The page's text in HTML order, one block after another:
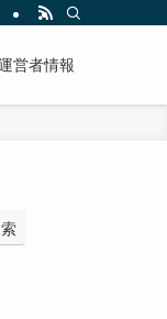
営者情報